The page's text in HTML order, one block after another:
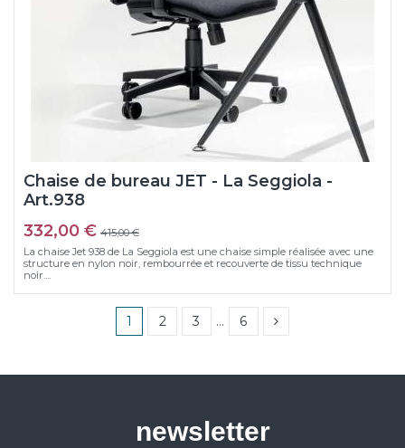
Chaise de bureau JET - La Seggiola -
Art.938
332,00 € 415,00 €
La chaise Jet 938 de La Seggiola est une chaise simple réalisée avec une
structure en nylon noir, rembourrée et recouverte de tissu technique
noir....
1 2 3 … 6
newsletter